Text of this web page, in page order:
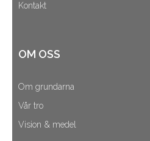
Kontakt
OM OSS
Om grundarna
Vår tro
Vision & medel